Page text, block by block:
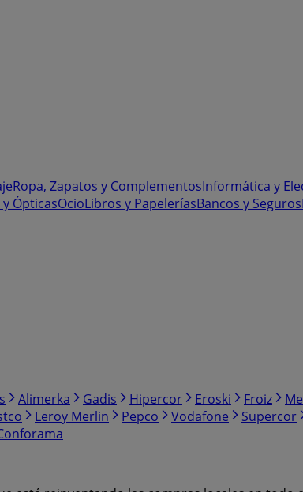
Ropa, Zapatos y ComplementosInformática y
y ÓpticasOcioLibros y PapeleríasBancos y Seguros
Alimerka Gadis Hipercor Eroski Froiz
Leroy Merlin Pepco Vodafone Supercor